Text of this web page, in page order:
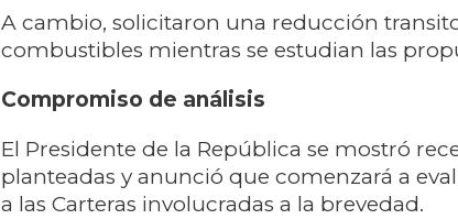
A cambio, solicitaron una reducción
combustibles mientras se estudian las
Compromiso de análisis
El Presidente de la República se mostró
planteadas y anunció que comenzará a
a las Carteras involucradas a la brevedad.